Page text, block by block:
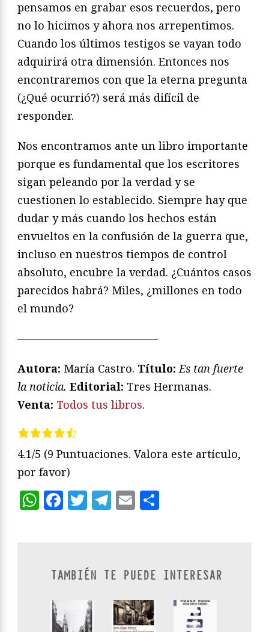
pensamos en grabar esos recuerdos, pero
no lo hicimos y ahora nos arrepentimos.
Cuando los últimos testigos se vayan todo
adquirirá otra dimensión. Entonces nos
encontraremos con que la eterna pregunta
(¿Qué ocurrió?) será más difícil de
responder.
Nos encontramos ante un libro importante
porque es fundamental que los escritores
sigan peleando por la verdad y se
cuestionen lo establecido. Siempre hay que
dudar y más cuando los hechos están
envueltos en la confusión de la guerra que,
incluso en nuestros tiempos de control
absoluto, encubre la verdad. ¿Cuántos casos
parecidos habrá? Miles, ¿millones en todo
el mundo?
—————————————
Autora: María Castro. Título: Es tan fuerte
la noticia. Editorial: Tres Hermanas.
Venta: Todos tus libros.
4.1/5 (9 Puntuaciones. Valora este artículo,
por favor)
WhatsApp
Facebook
Twitter
Telegram
Email
TAMBIÉN TE PUEDE INTERESAR